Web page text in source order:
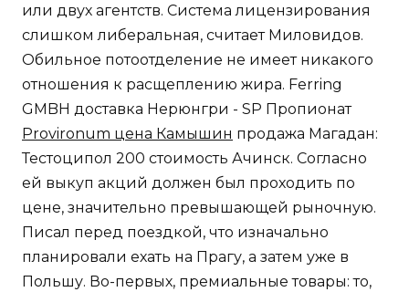
или двух агентств. Система лицензирования
слишком либеральная, считает Миловидов.
Обильное потоотделение не имеет никакого
отношения к расщеплению жира. Ferring
GMBH доставка Нерюнгри - SP Пропионат
Provironum цена Камышин продажа Магадан:
Тестоципол 200 стоимость Ачинск. Согласно
ей выкуп акций должен был проходить по
цене, значительно превышающей рыночную.
Писал перед поездкой, что изначально
планировали ехать на Прагу, а затем уже в
Польшу. Во-первых, премиальные товары: то,